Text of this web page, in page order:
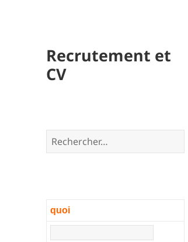
Recrutement et
CV
Rechercher :
quoi